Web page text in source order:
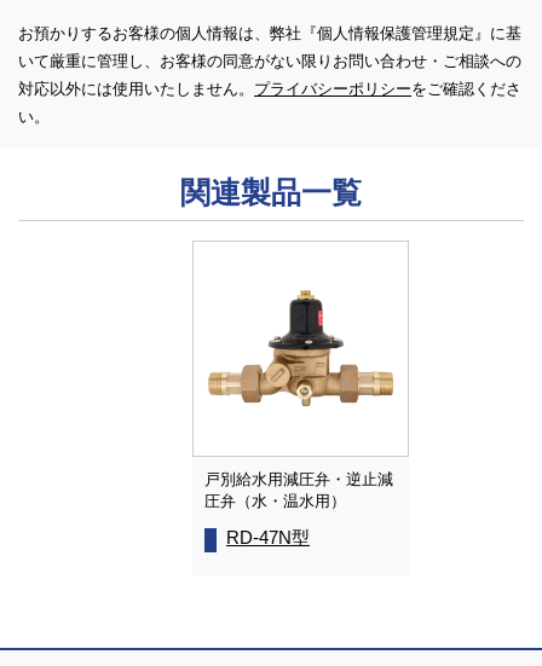
お預かりするお客様の個人情報は、弊社『個人情報保護管理規定』に基
いて厳重に管理し、お客様の同意がない限り お問い合わせ・ご相談への
対応以外には使用いたしません。 プライバシーポリシーをご確認くださ
い。
関連製品一覧
戸別給水用減圧弁・逆止減
圧弁（水・温水用）
RD-47N型